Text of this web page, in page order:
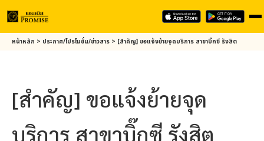
Skipหน้าหลัก > ประกาศ/โปรโมชั่น/ข่าวสาร > [สำคัญ] ขอแจ้งย้ายจุดบริการ สาขาบิ๊กซี รังสิต
[สำคัญ] ขอแจ้งย้ายจุด
บริการ สาขาบิ๊กซี รังสิต